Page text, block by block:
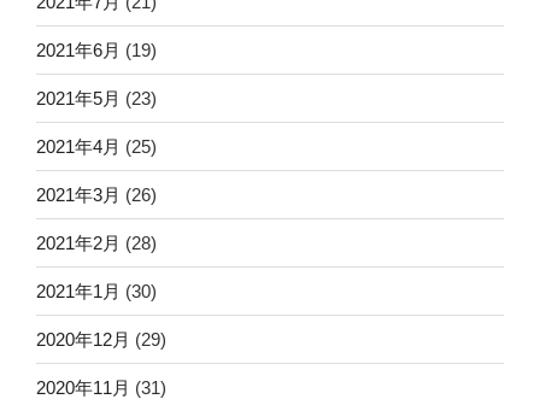
2021年6月 (19)
2021年5月 (23)
2021年4月 (25)
2021年3月 (26)
2021年2月 (28)
2021年1月 (30)
2020年12月 (29)
2020年11月 (31)